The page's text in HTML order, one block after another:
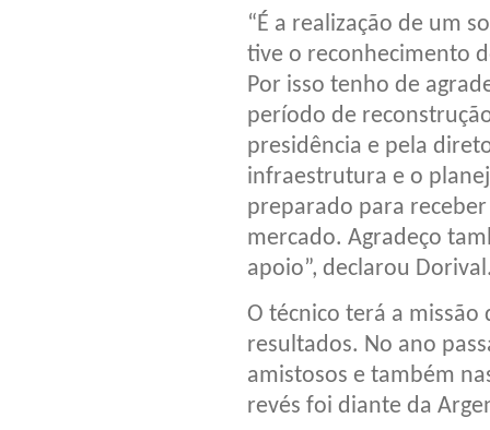
“É a realização de um
tive o reconhecimento
Por isso tenho de
período de
presidência e pela
infraestrutura e o
preparado para
mercado. Agradeço
apoio”, declarou
O técnico terá a missão
resultados. No ano
amistosos e também
revés foi diante da